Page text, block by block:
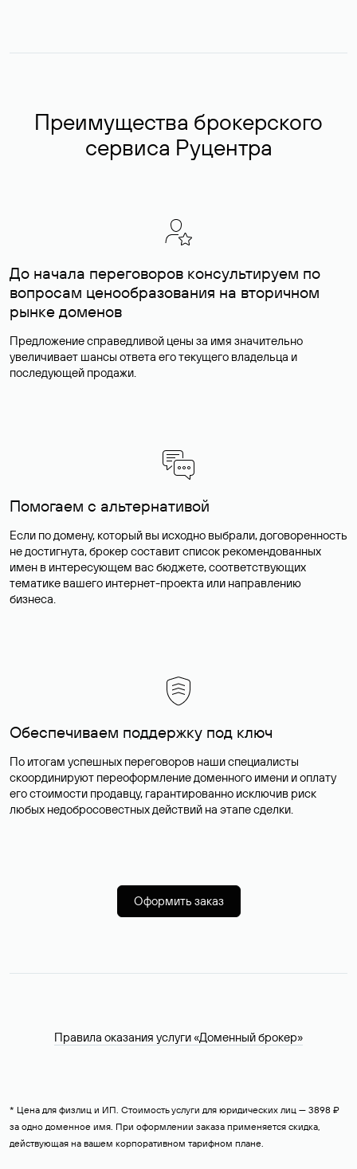
Преимущества брокерского
сервиса Руцентра
До начала переговоров консультируем по
вопросам ценообразования на вторичном
рынке доменов
Предложение справедливой цены за имя значительно
увеличивает шансы ответа его текущего владельца и
последующей продажи.
Помогаем с альтернативой
Если по домену, который вы исходно выбрали, договоренность
не достигнута, брокер составит список рекомендованных
имен в интересующем вас бюджете, соответствующих
тематике вашего интернет-проекта или направлению
бизнеса.
Обеспечиваем поддержку под ключ
По итогам успешных переговоров наши специалисты
скоординируют переоформление доменного имени и оплату
его стоимости продавцу, гарантированно исключив риск
любых недобросовестных действий на этапе сделки.
Оформить заказ
Правила оказания услуги «Доменный брокер»
* Цена для физлиц и ИП. Стоимость услуги для юридических лиц — 3898 ₽
за одно доменное имя. При оформлении заказа применяется скидка,
действующая на вашем корпоративном тарифном плане.